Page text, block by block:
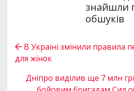
знайшли
обшуків
В Україні змінили правила
для жінок
Дніпро виділив ще 7 млн